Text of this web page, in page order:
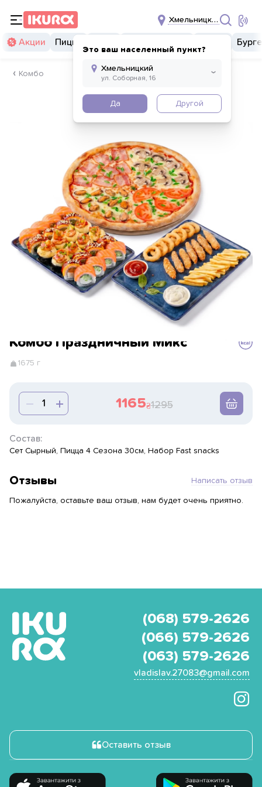
Хмельницкий
Это ваш населенный пункт?
Да Другой
Акции Пицца
Комбо
Комбо Праздничный Микс
1675 г
1165 1295
Состав:
Сет Сырный, Пицца 4 Сезона 30см, Набор Fast snacks
Отзывы Написать отзыв
Пожалуйста, оставьте ваш отзыв, нам будет очень приятно.
(068) 579-2626
(066) 579-2626
(063) 579-2626
vladislav.27083@gmail.com
Оставить отзыв